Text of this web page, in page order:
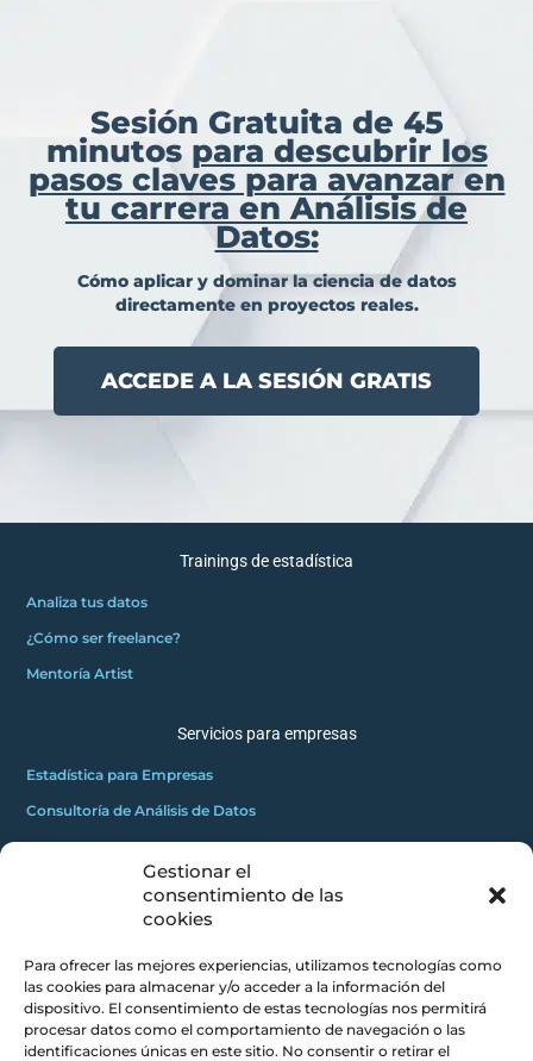
Gestionar el
consentimiento de las
cookies
Para ofrecer las mejores experiencias, utilizamos tecnologías como
las cookies para almacenar y/o acceder a la información del
dispositivo. El consentimiento de estas tecnologías nos permitirá
procesar datos como el comportamiento de navegación o las
identificaciones únicas en este sitio. No consentir o retirar el
Sesión Gratuita de 45
minutos para descubrir los
pasos claves para avanzar en
tu carrera en Análisis de
Datos:
Cómo aplicar y dominar la ciencia de datos
directamente en proyectos reales.
ACCEDE A LA SESIÓN GRATIS
Trainings de estadística
Analiza tus datos
¿Cómo ser freelance?
Mentoría Artist
Servicios para empresas
Estadística para Empresas
Consultoría de Análisis de Datos
GRATUITOS
Mini curso gratuito
CONCEPTOS CLAROS